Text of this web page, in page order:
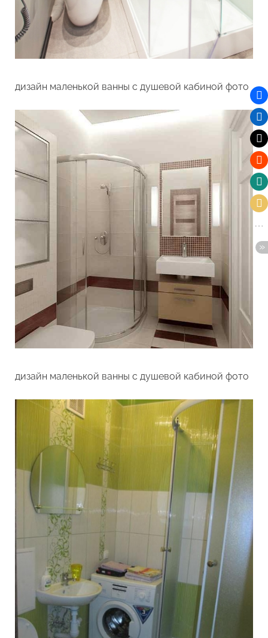
дизайн маленькой ванны с душевой кабиной фото
дизайн маленькой ванны с душевой кабиной фото